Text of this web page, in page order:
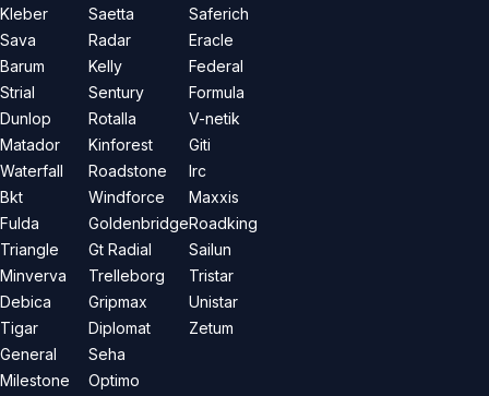
Kleber
Sava
Barum
Strial
Dunlop
Matador
Waterfall
Bkt
Fulda
Triangle
Minverva
Debica
Tigar
General
Milestone
Saetta
Radar
Kelly
Sentury
Rotalla
Kinforest
Roadstone
Windforce
Goldenbridge
Gt Radial
Trelleborg
Gripmax
Diplomat
Seha
Optimo
Saferich
Eracle
Federal
Formula
V-netik
Giti
Irc
Maxxis
Roadking
Sailun
Tristar
Unistar
Zetum